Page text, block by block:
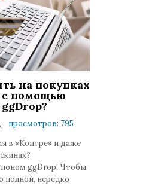
на покупках
с помощью
просмотров: 795
в «Контре» и даже
ggDrop! Чтобы
полной, нередко